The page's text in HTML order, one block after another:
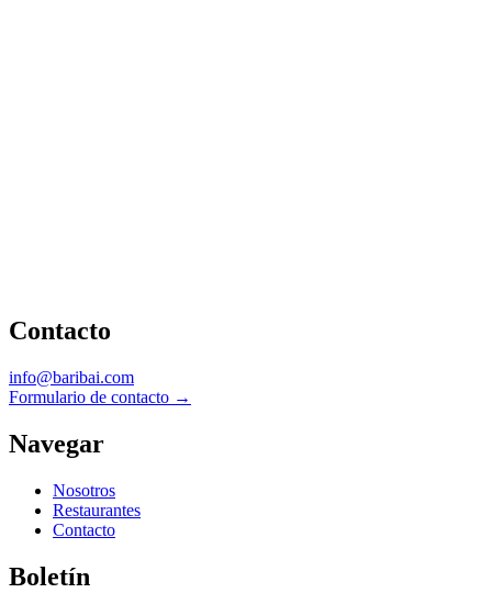
Contacto
info@baribai.com
Formulario de contacto →
Navegar
Nosotros
Restaurantes
Contacto
Boletín